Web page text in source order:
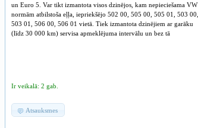
un Euro 5. Var tikt izmantota visos dzinējos, kam nepieciešama VW
normām atbilstoša eļļa, iepriekšējo 502 00, 505 00, 505 01, 503 00,
503 01, 506 00, 506 01 vietā. Tiek izmantota dzinējiem ar garāku
(līdz 30 000 km) servisa apmeklējuma intervālu un bez tā
Ir veikalā: 2 gab.
Atsauksmes